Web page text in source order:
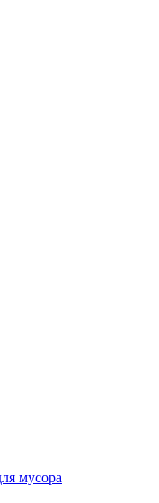
мусора